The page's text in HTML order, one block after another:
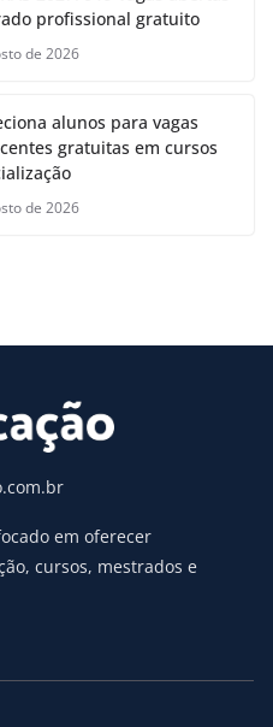
profissional gratuito
de 2026
alunos para vagas
gratuitas em cursos
de 2026
em oferecer
cursos, mestrados e